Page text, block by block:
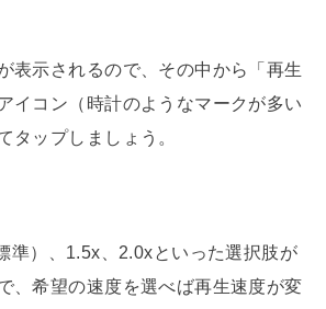
表示されるので、その中から「再生
イコン（時計のようなマークが多い
タップしましょう。
準）、1.5x、2.0xといった選択肢が
、希望の速度を選べば再生速度が変